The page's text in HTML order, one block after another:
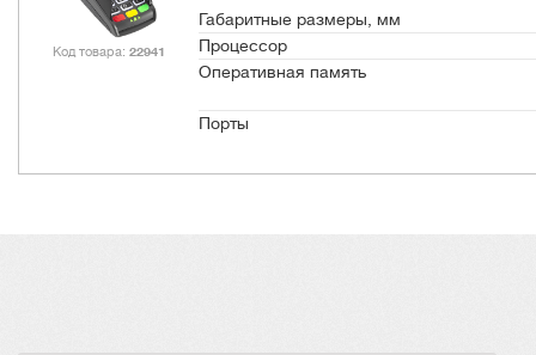
Код товара 22941
Габаритные размеры, мм
Процессор
Оперативная память
Порты